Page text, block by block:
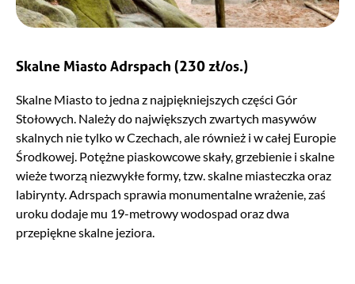
Skalne Miasto Adrspach (230 zł/os.)
Skalne Miasto to jedna z najpiękniejszych części Gór
Stołowych. Należy do największych zwartych masywów
skalnych nie tylko w Czechach, ale również i w całej Europie
Środkowej. Potężne piaskowcowe skały, grzebienie i skalne
wieże tworzą niezwykłe formy, tzw. skalne miasteczka oraz
labirynty. Adrspach sprawia monumentalne wrażenie, zaś
uroku dodaje mu 19-metrowy wodospad oraz dwa
przepiękne skalne jeziora.